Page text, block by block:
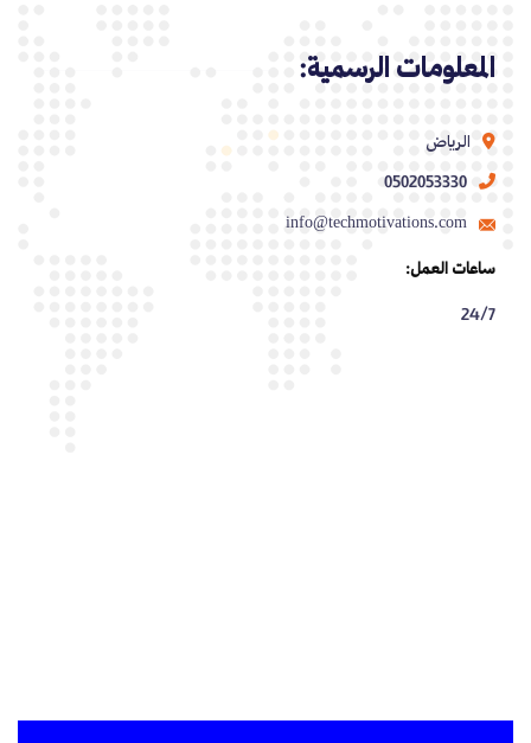
المعلومات الرسمية:
الرياض
0502053330
info@techmotivations.com
ساعات العمل:
24/7